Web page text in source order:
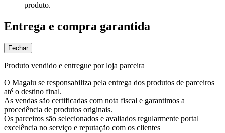
produto.
Entrega e compra garantida
Fechar
Produto vendido e entregue por loja parceira
O Magalu se responsabiliza pela entrega dos produtos de parceiros
até o destino final.
As vendas são certificadas com nota fiscal e garantimos a
procedência de produtos originais.
Os parceiros são selecionados e avaliados regularmente portal
excelência no serviço e reputação com os clientes